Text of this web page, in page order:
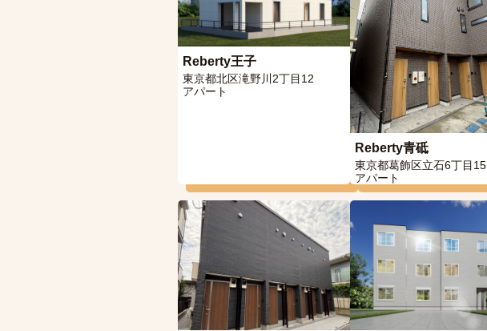
Reberty王子
東京都北区滝野川2丁目12
アパート
Reberty青砥
東京都葛飾区立石6丁目15
アパート